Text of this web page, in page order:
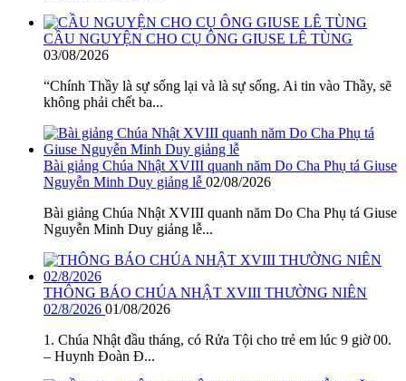
CẦU NGUYỆN CHO CỤ ÔNG GIUSE LÊ TÙNG
03/08/2026
“Chính Thầy là sự sống lại và là sự sống. Ai tin vào Thầy, sẽ
không phải chết ba...
Bài giảng Chúa Nhật XVIII quanh năm Do Cha Phụ tá Giuse
Nguyễn Minh Duy giảng lễ 02/08/2026
Bài giảng Chúa Nhật XVIII quanh năm Do Cha Phụ tá Giuse
Nguyễn Minh Duy giảng lễ...
THÔNG BÁO CHÚA NHẬT XVIII THƯỜNG NIÊN
02/8/2026 01/08/2026
1. Chúa Nhật đầu tháng, có Rửa Tội cho trẻ em lúc 9 giờ 00.
– Huynh Đoàn Đ...